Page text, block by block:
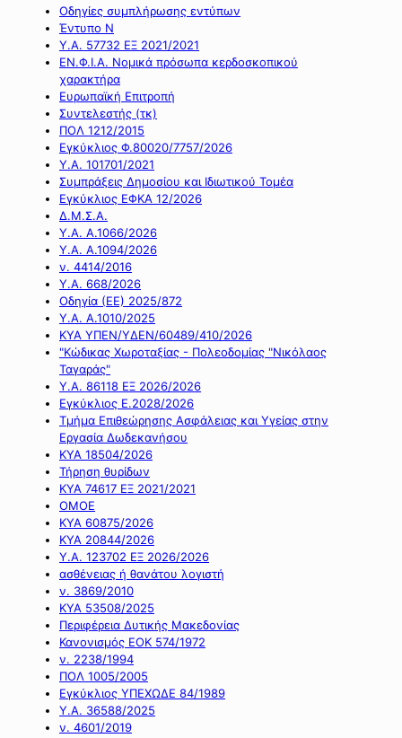
Οδηγίες συμπλήρωσης εντύπων
Έντυπο Ν
Υ.Α. 57732 ΕΞ 2021/2021
ΕΝ.Φ.Ι.Α. Νομικά πρόσωπα κερδοσκοπικού
χαρακτήρα
Ευρωπαϊκή Επιτροπή
Συντελεστής (τκ)
ΠΟΛ 1212/2015
Εγκύκλιος Φ.80020/7757/2026
Υ.Α. 101701/2021
Συμπράξεις Δημοσίου και Ιδιωτικού Τομέα
Εγκύκλιος ΕΦΚΑ 12/2026
Δ.Μ.Σ.Α.
Υ.Α. Α.1066/2026
Υ.Α. Α.1094/2026
ν. 4414/2016
Y.A. 668/2026
Οδηγία (ΕΕ) 2025/872
Υ.Α. Α.1010/2025
ΚΥΑ ΥΠΕΝ/ΥΔΕΝ/60489/410/2026
"Κώδικας Χωροταξίας - Πολεοδομίας "Νικόλαος
Ταγαράς"
Υ.Α. 86118 ΕΞ 2026/2026
Εγκύκλιος Ε.2028/2026
Τμήμα Επιθεώρησης Ασφάλειας και Υγείας στην
Εργασία Δωδεκανήσου
ΚΥΑ 18504/2026
Τήρηση θυρίδων
ΚΥΑ 74617 ΕΞ 2021/2021
ΟΜΟΕ
ΚΥΑ 60875/2026
ΚΥΑ 20844/2026
Υ.Α. 123702 ΕΞ 2026/2026
ασθένειας ή θανάτου λογιστή
ν. 3869/2010
ΚΥΑ 53508/2025
Περιφέρεια Δυτικής Μακεδονίας
Κανονισμός ΕΟΚ 574/1972
ν. 2238/1994
ΠΟΛ 1005/2005
Εγκύκλιος ΥΠΕΧΩΔΕ 84/1989
Υ.Α. 36588/2025
ν. 4601/2019